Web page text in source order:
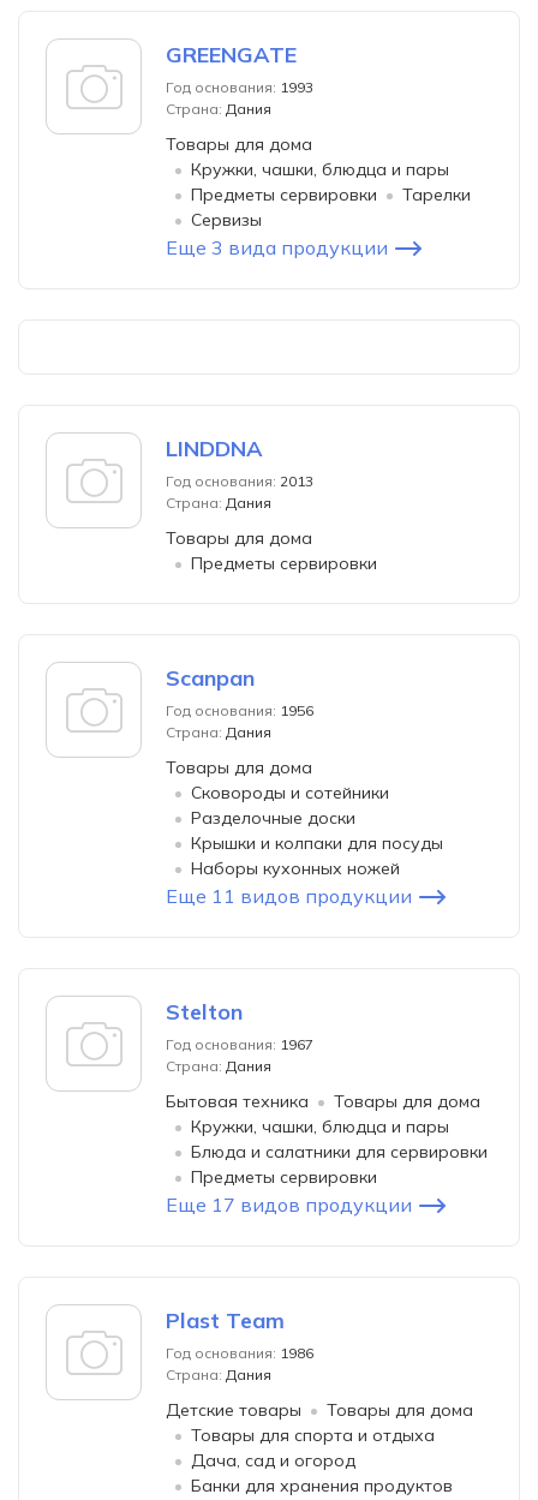
GREENGATE
Год основания: 1993
Страна: Дания
Товары для дома
Кружки, чашки, блюдца и пары
Предметы сервировки
Тарелки
Сервизы
Еще 3 вида продукции
LINDDNA
Год основания: 2013
Страна: Дания
Товары для дома
Предметы сервировки
Scanpan
Год основания: 1956
Страна: Дания
Товары для дома
Сковороды и сотейники
Разделочные доски
Крышки и колпаки для посуды
Наборы кухонных ножей
Еще 11 видов продукции
Stelton
Год основания: 1967
Страна: Дания
Бытовая техника
Товары для дома
Кружки, чашки, блюдца и пары
Блюда и салатники для сервировки
Предметы сервировки
Еще 17 видов продукции
Plast Team
Год основания: 1986
Страна: Дания
Детские товары
Товары для дома
Товары для спорта и отдыха
Дача, сад и огород
Банки для хранения продуктов